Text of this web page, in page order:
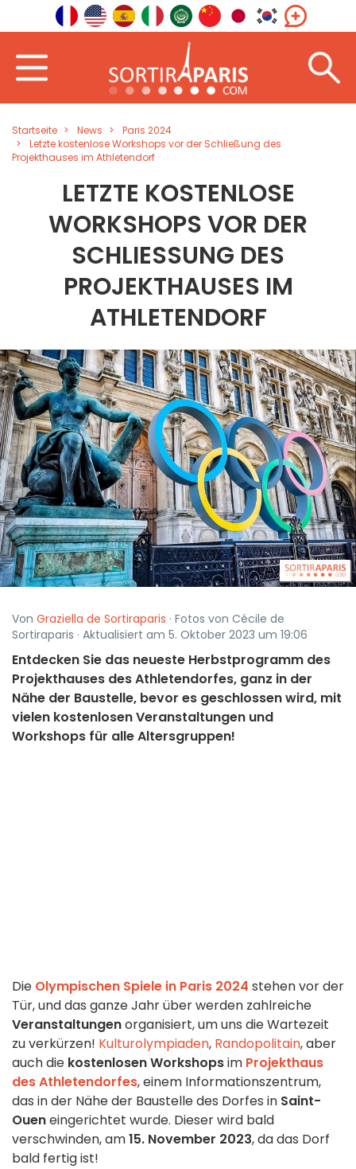
Startseite News
Paris 2024
Letzte kostenlose Workshops vor der Schließung des
Projekthauses im Athletendorf
LETZTE KOSTENLOSE
WORKSHOPS VOR DER
SCHLIESSUNG DES P
ROJEKTHAUSES IM A
THLETENDORF
Von Graziella de Sortiraparis · Fotos von Cécile de
Sortiraparis · Aktualisiert am 5. Oktober 2023 um 19:06
Entdecken Sie das neueste Herbstprogramm des
Projekthauses des Athletendorfes, ganz in der
Nähe der Baustelle, bevor es geschlossen wird, mit
vielen kostenlosen Veranstaltungen und
Workshops für alle Altersgruppen!
Die Olympischen Spiele in Paris 2024 stehen vor der
Tür, und das ganze Jahr über werden zahlreiche
Veranstaltungenorganisiert, um uns die Wartezeit
zu verkürzen! Kulturolympiaden, Randopolitain, aber
auch die kostenlosen Workshopsim Projekthaus
des Athletendorfes, einem Informationszentrum,
das in der Nähe der Baustelle des Dorfes in Saint-
Oueneingerichtet wurde. Dieser wird bald
verschwinden, am15. November 2023, da das Dorf
bald fertig ist!